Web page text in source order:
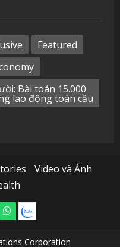
Featured
Bài toán 15.000
lao động toàn cầu
Video và Ảnh
What’sapp
Zalo